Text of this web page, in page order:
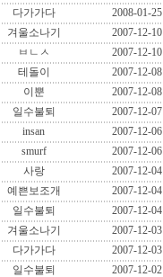
다가가다 2008-01-25
겨울소나기 2007-12-10
ㅂㄴㅅ 2007-12-10
테돌이 2007-12-08
이뿐 2007-12-08
일수불퇴 2007-12-07
insan 2007-12-06
smurf 2007-12-06
사랑 2007-12-04
예쁜보조개 2007-12-04
일수불퇴 2007-12-04
겨울소나기 2007-12-03
다가가다 2007-12-03
일수불퇴 2007-12-02